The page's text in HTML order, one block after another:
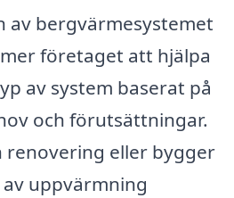
av bergvärmesystemet
företaget att hjälpa
av system baserat på
och förutsättningar.
renovering eller bygger
uppvärmning